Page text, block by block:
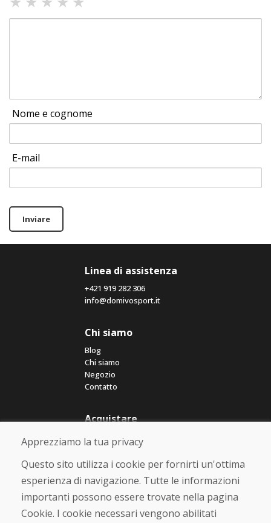
Nome e cognome
E-mail
Inviare
Linea di assistenza
+421 919 282 306
info@domivosport.it
Chi siamo
Blog
Chi siamo
Negozio
Contatto
Acquistare
Negozio online
Termini e condizioni commerciali
Spedizione e pagamento
Reso e cambio merce
Protezione dei dati personali
Cookies
Apprezziamo la tua privacy
Questo sito utilizza i cookie per fornirti un'ottima
esperienza di navigazione. Tutte le informazioni
importanti possono essere trovate nella pagina
Cookie. I cookie necessari vengono abilitati